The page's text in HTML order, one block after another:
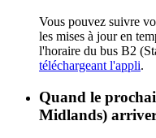
Vous pouvez suivre
les mises à jour en
l'horaire du bus B2
téléchargeant l'appli.
Quand le
Midlands)